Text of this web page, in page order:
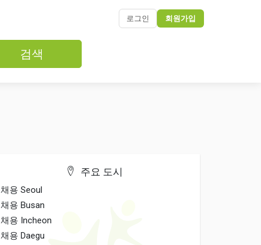
로그인 회원가입
검색
주요 도시
채용 Seoul
채용 Busan
채용 Incheon
채용 Daegu